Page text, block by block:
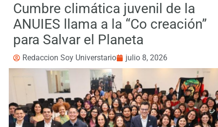
Cumbre climática juvenil de la
ANUIES llama a la “Co creación”
para Salvar el Planeta
Redaccion Soy Universtario julio 8, 2026